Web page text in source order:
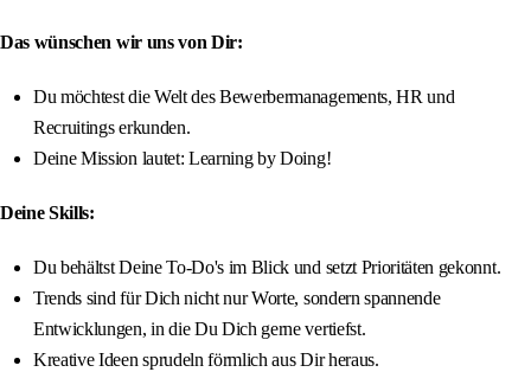
Das wünschen wir uns von Dir:
Du möchtest die Welt des Bewerbermanagements, HR und
Recruitings erkunden.
Deine Mission lautet: Learning by Doing!
Deine Skills:
Du behältst Deine To-Do's im Blick und setzt Prioritäten gekonnt.
Trends sind für Dich nicht nur Worte, sondern spannende
Entwicklungen, in die Du Dich gerne vertiefst.
Kreative Ideen sprudeln förmlich aus Dir heraus.